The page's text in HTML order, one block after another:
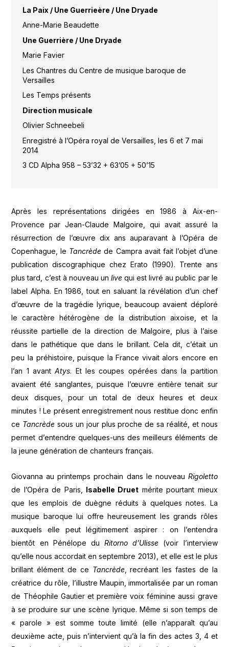
La Paix / Une Guerrieère / Une Dryade
Anne-Marie Beaudette
Une Guerrière / Une Dryade
Marie Favier
Les Chantres du Centre de musique baroque de
Versailles
Les Temps présents
Direction musicale
Olivier Schneebeli
Enregistré à l’Opéra royal de Versailles, les 6 et 7 mai
2014
3 CD Alpha 958 – 53’32 + 63’05 + 50’15
Après les représentations dirigées en 1986 à Aix-en-
Provence par Jean-Claude Malgoire, qui avait assuré la
résurrection de l’œuvre dix ans auparavant à l’Opéra de
Copenhague, le Tancrède de Campra avait fait l’objet d’une
publication discographique chez Erato (1990). Trente ans
plus tard, c’est à nouveau un livequi est livré au public par le
label Alpha. En 1986, tout en saluant la révélation d’un chef
d’œuvre de la tragédie lyrique, beaucoup avaient déploré
le caractère hétérogène de la distribution aixoise, et la
réussite partielle de la direction de Malgoire, plus à l’aise
dans le pathétique que dans le brillant. Cela dit, c’était un
peu la préhistoire, puisque la France vivait alors encore en
l’an 1 avantAtys. Et les coupes opérées dans la partition
avaient été sanglantes, puisque l’œuvre entière tenait sur
deux disques, pour un total de deux heures et deux
minutes ! Le présent enregistrement nous restitue donc enfin
ce Tancrède sous un jour plus proche de sa réalité, et nous
permet d’entendre quelques-uns des meilleurs éléments de
la jeune génération de chanteurs français.
Giovanna au printemps prochain dans le nouveau Rigoletto
de l’Opéra de Paris,
Isabelle Druet mérite pourtant mieux
que les emplois de duègne réduits à quelques notes. La
musique baroque lui offre heureusement les grands rôles
auxquels elle peut légitimement aspirer : on l’entendra
bientôt en Pénélope duRitorno d’Ulisse (voir l’interview
qu’elle nous accordait en septembre 2013), et elle est le plus
brillant élément de ce Tancrède, recréant les fastes de la
créatrice du rôle, l’illustre Maupin, immortalisée par un roman
de Théophile Gautier et première voix féminine aussi grave
à se produire sur une scène lyrique. Même si son temps de
« parole » est somme toute limité (elle n’apparaît qu’au
deuxième acte, puis n’intervient qu’à la fin des actes 3, 4 et